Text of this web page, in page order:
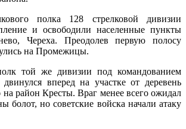
полка 128 стрелковой дивизии
и освободили населенные пункты
Череха. Преодолев первую полосу
на Промежицы.
той же дивизии под командованием
двинулся вперед на участке от деревень
на район Кресты. Враг менее всего ожидал
болот, но советские войска начали атаку